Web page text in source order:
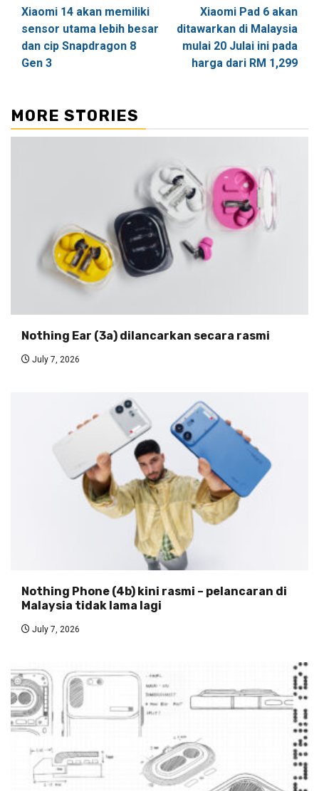
navigation
Xiaomi 14 akan memiliki
sensor utama lebih besar
dan cip Snapdragon 8
Gen 3
Xiaomi Pad 6 akan
ditawarkan di Malaysia
mulai 20 Julai ini pada
harga dari RM 1,299
MORE STORIES
Nothing Ear (3a) dilancarkan secara rasmi
July 7, 2026
Nothing Phone (4b) kini rasmi – pelancaran di
Malaysia tidak lama lagi
July 7, 2026